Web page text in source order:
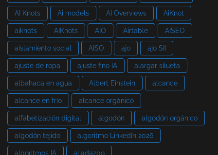
AI Knots Ai models AI Overviews AiKnot
aiknots AIKnots AIO Airtable AISEO
aislamiento social AISO ajo ajo SII
ajuste de ropa ajuste fino IA alargar silueta
albahaca en agua Albert Einstein alcance
alcance en frío alcance orgánico
alfabetización digital algodón algodón orgánico
algodón tejido algoritmo LinkedIn 2026
algoritmos IA aliadazgo